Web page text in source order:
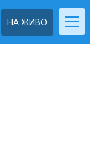
НА ЖИВО